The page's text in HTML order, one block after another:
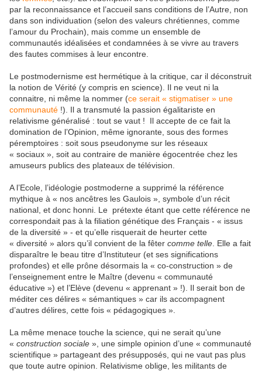
par la reconnaissance et l’accueil sans conditions de l’Autre, non
dans son individuation (selon des valeurs chrétiennes, comme
l’amour du Prochain), mais comme un ensemble de
communautés idéalisées et condamnées à se vivre au travers
des fautes commises à leur encontre.
Le postmodernisme est hermétique à la critique, car il déconstruit
la notion de Vérité (y compris en science). Il ne veut ni la
connaitre, ni même la nommer (ce serait « stigmatiser » une
communauté !). Il a transmuté la passion égalitariste en
relativisme généralisé : tout se vaut ! Il accepte de ce fait la
domination de l’Opinion, même ignorante, sous des formes
péremptoires : soit sous pseudonyme sur les réseaux
« sociaux », soit au contraire de manière égocentrée chez les
amuseurs publics des plateaux de télévision.
A l’Ecole, l’idéologie postmoderne a supprimé la référence
mythique à « nos ancêtres les Gaulois », symbole d’un récit
national, et donc honni. Le prétexte étant que cette référence ne
correspondait pas à la filiation génétique des Français - « issus
de la diversité » - et qu’elle risquerait de heurter cette
« diversité » alors qu’il convient de la fêter comme telle . Elle a fait
disparaître le beau titre d’Instituteur (et ses significations
profondes) et elle prône désormais la « co-construction » de
l’enseignement entre le Maître (devenu « communauté
éducative ») et l’Elève (devenu « apprenant » !). Il serait bon de
méditer ces délires « sémantiques » car ils accompagnent
d’autres délires, cette fois « pédagogiques ».
La même menace touche la science, qui ne serait qu’une
« construction sociale », une simple opinion d’une « communauté
scientifique » partageant des présupposés, qui ne vaut pas plus
que toute autre opinion. Relativisme oblige, les militants de